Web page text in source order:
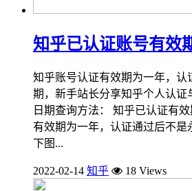
知乎已认证账号有效
知乎账号认证有效期为一年，认
期，新手站长分享知乎个人认证
日期查询方法： 知乎已认证有
有效期为一年，认证通过后不是
下图...
2022-02-14 知乎 18 Views